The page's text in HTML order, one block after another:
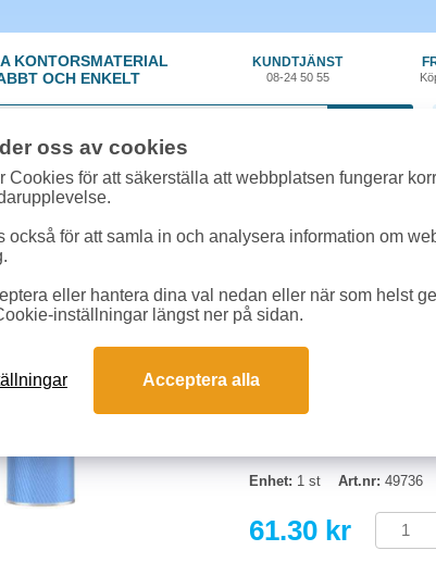
KONTORSMATERIAL
OCH ENKELT
KUNDTJÄNST
08-24 50 55
»Luftfräschare »Luftfräschare Glade Clean Linen
Luftfräschare
Enhet: 1 st Art.nr: 49736
61.30 kr
oss av cookies
Cookies för att säkerställa att webbplatsen fungerar
också för att samla in och analysera information om
eller hantera dina val nedan eller när som helst
inställningar längst ner på sidan.
Acceptera alla